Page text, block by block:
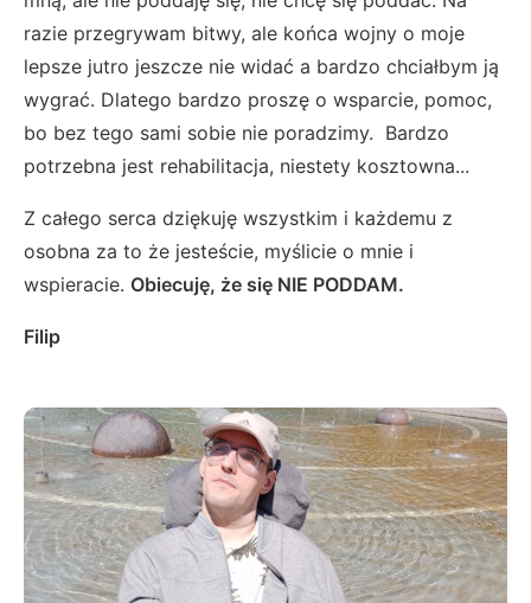
razie przegrywam bitwy, ale końca wojny o moje
lepsze jutro jeszcze nie widać a bardzo chciałbym ją
wygrać. Dlatego bardzo proszę o wsparcie, pomoc,
bo bez tego sami sobie nie poradzimy. Bardzo
potrzebna jest rehabilitacja, niestety kosztowna...
Z całego serca dziękuję wszystkim i każdemu z
osobna za to że jesteście, myślicie o mnie i
wspieracie. Obiecuję, że się NIE PODDAM.
Filip